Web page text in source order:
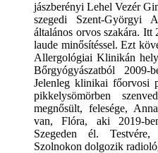
jászberényi Lehel Vezér
szegedi Szent-Györgyi
általános orvos szakára.
laude minősítéssel. Ezt
Allergológiai Klinikán
Bőrgyógyászatból 2009-
Jelenleg klinikai főorvosi
pikkelysömörben
megnősült, felesége,
van, Flóra, aki 2019-
Szegeden él.
Szolnokon dolgozik